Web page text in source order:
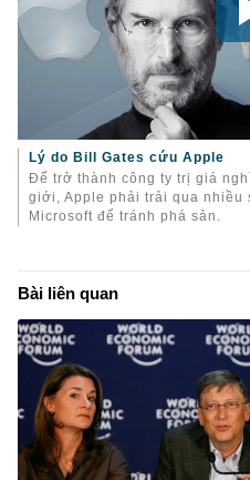
Lý do Bill Gates cứu Apple
Để trở thành công ty trị giá
giới, Apple phải trải qua nhiều
Microsoft để tránh phá sản.
Bài liên quan